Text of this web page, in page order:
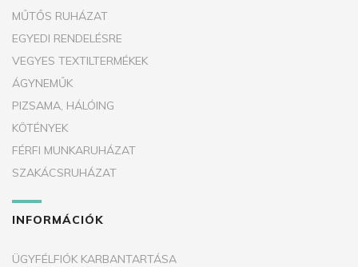
MŰTŐS RUHÁZAT
EGYEDI RENDELÉSRE
VEGYES TEXTILTERMÉKEK
ÁGYNEMŰK
PIZSAMA, HÁLÓING
KÖTÉNYEK
FÉRFI MUNKARUHÁZAT
SZAKÁCSRUHÁZAT
INFORMÁCIÓK
ÜGYFÉLFIÓK KARBANTARTÁSA